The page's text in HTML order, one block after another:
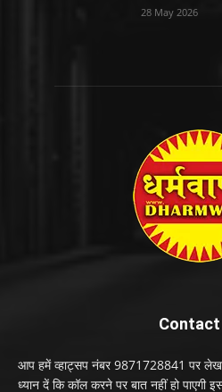
28 May 2026
Contact
आप हमें व्हाट्सप नंबर 9871728841 पर
ध्यान दें कि कॉल करने पर बात नहीं हो पाएगी